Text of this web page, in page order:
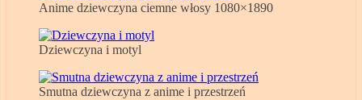
Anime dziewczyna ciemne włosy 1080×1890
Dziewczyna i motyl
Smutna dziewczyna z anime i przestrzeń